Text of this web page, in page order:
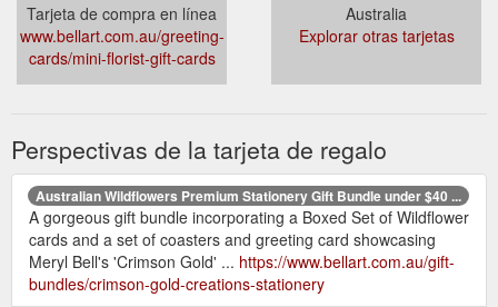
Tarjeta de compra en línea
www.bellart.com.au/greeting-
cards/mini-florist-gift-cards
Australia
Explorar otras tarjetas
Perspectivas de la tarjeta de regalo
Australian Wildflowers Premium Stationery Gift Bundle under $40 ...
A gorgeous gift bundle incorporating a Boxed Set of Wildflower
cards and a set of coasters and greeting card showcasing
Meryl Bell's 'Crimson Gold' ... https://www.bellart.com.au/gift-
bundles/crimson-gold-creations-stationery